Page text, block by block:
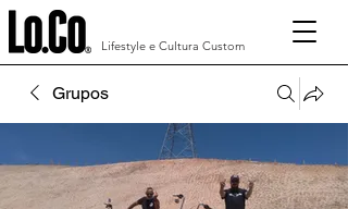
Lifestyle e Cultura Custom
Grupos